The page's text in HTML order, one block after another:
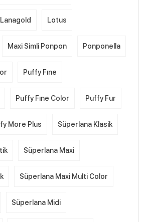
Lanagold Lotus
Maxi Simli Ponpon Ponponella
Puffy Fıne
Puffy Fıne Color Puffy Fur
More Plus Süperlana Klasik
Süperlana Maxi
Süperlana Maxi Multi Color
Süperlana Midi